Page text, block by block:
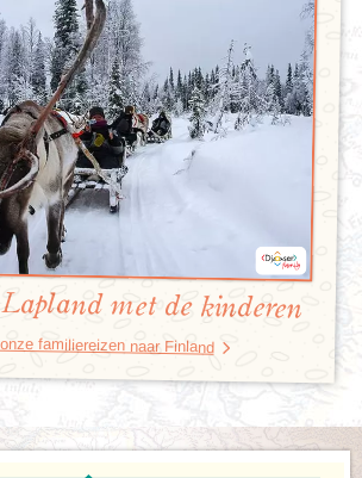
met de kinderen
familiereizen naar Finland